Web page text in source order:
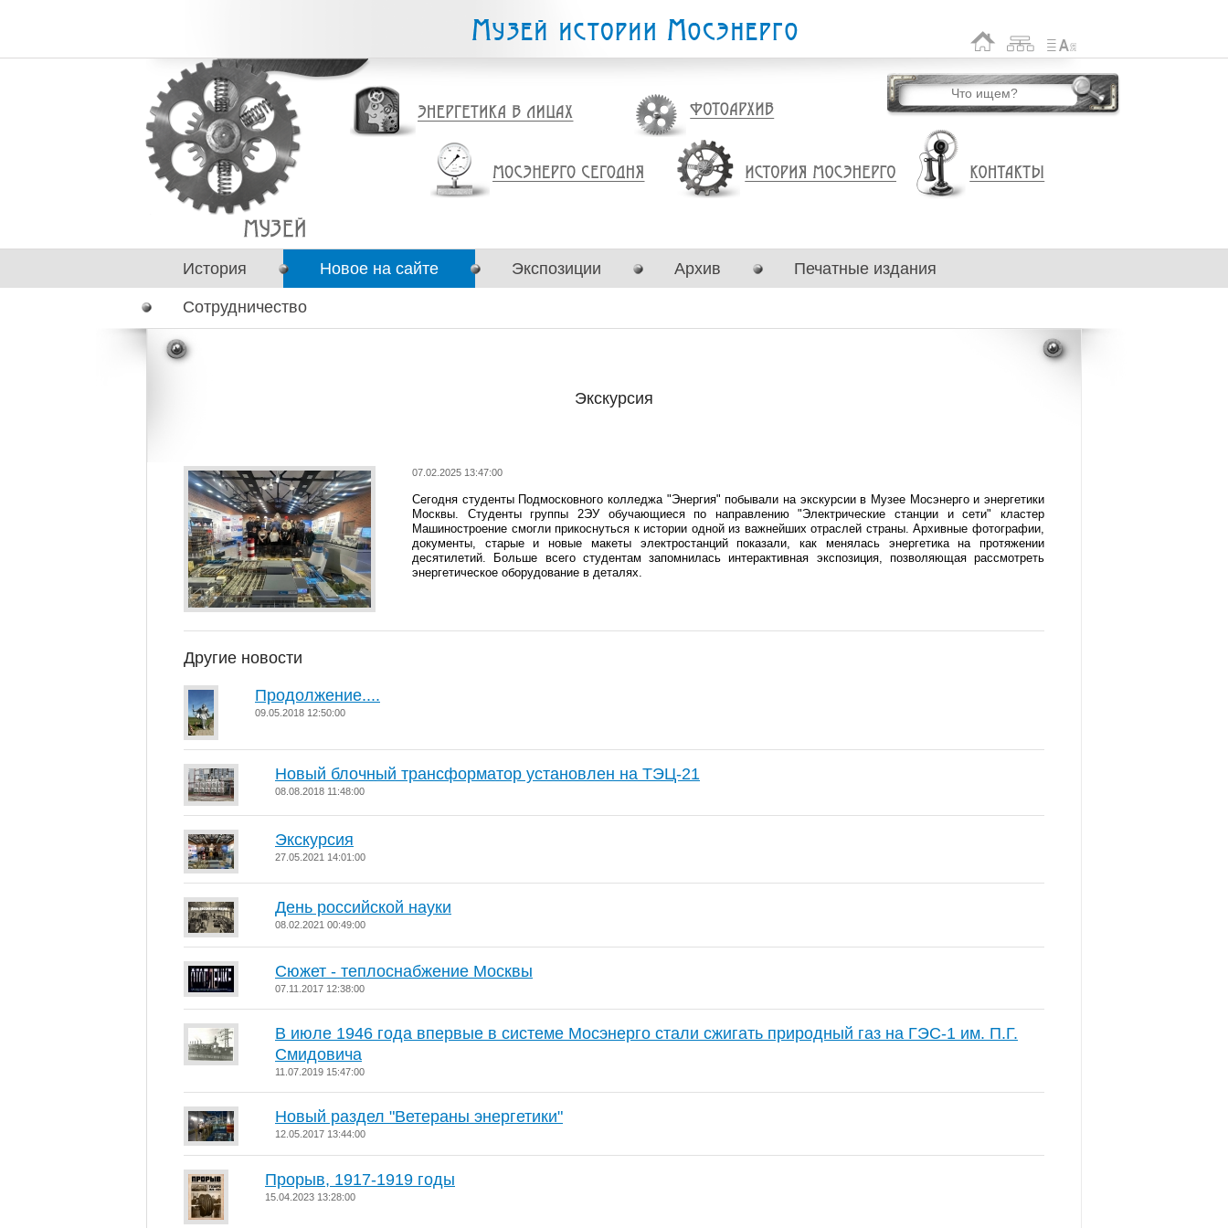
История Новое на сайте Экспозиции Архив Печатные издания
Сотрудничество
Экскурсия
07.02.2025 13:47:00
Сегодня студенты Подмосковного колледжа "Энергия" побывали на экскурсии в Музее Мосэнерго и энергетики
Москвы. Студенты группы 2ЭУ обучающиеся по направлению "Электрические станции и сети" кластер
Машиностроение смогли прикоснуться к истории одной из важнейших отраслей страны. Архивные фотографии,
документы, старые и новые макеты электростанций показали, как менялась энергетика на протяжении
десятилетий. Больше всего студентам запомнилась интерактивная экспозиция, позволяющая рассмотреть
энергетическое оборудование в деталях.
Другие новости
Продолжение....
09.05.2018 12:50:00
Новый блочный трансформатор установлен на ТЭЦ-21
08.08.2018 11:48:00
Экскурсия
27.05.2021 14:01:00
День российской науки
08.02.2021 00:49:00
Сюжет - теплоснабжение Москвы
07.11.2017 12:38:00
В июле 1946 года впервые в системе Мосэнерго стали сжигать природный газ на ГЭС-1 им. П.Г.
Смидовича
11.07.2019 15:47:00
Новый раздел "Ветераны энергетики"
12.05.2017 13:44:00
Прорыв, 1917-1919 годы
15.04.2023 13:28:00